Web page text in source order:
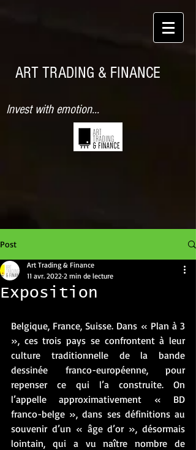
ART TRADING & FINANCE
Invest with emotion...
Post
Exposition
Art Trading & Finance
11 avr. 2022 2 min de lecture
Belgique, France, Suisse. Dans « Plan à 3
», ces trois pays se confrontent à leur
culture traditionnelle de la bande
dessinée franco-européenne, pour
repenser ce qui l’a construite. On
l’appelle approximativement « BD
franco-belge », dans ses définitions au
souvenir d’un « âge d’or », désormais
lointain, qui a vu naître nombre de